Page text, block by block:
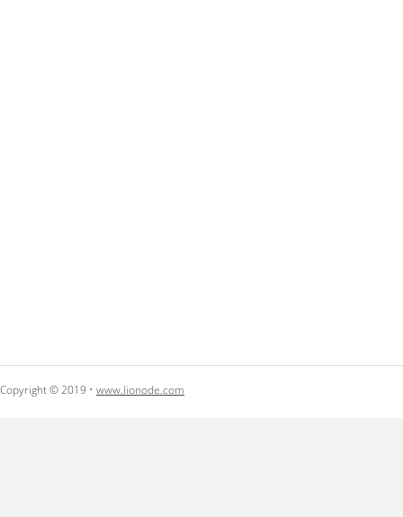
Copyright © 2019 • www.lionode.com